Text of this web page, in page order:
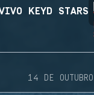
KEYD STARS
14 DE